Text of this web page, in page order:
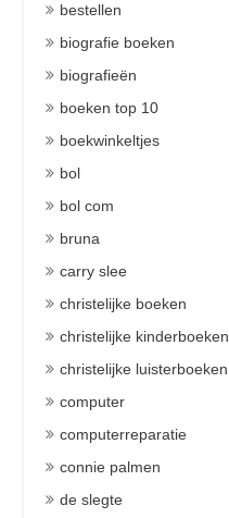
bestellen
biografie boeken
biografieën
boeken top 10
boekwinkeltjes
bol
bol com
bruna
carry slee
christelijke boeken
christelijke kinderboeken
christelijke luisterboeken
computer
computerreparatie
connie palmen
de slegte